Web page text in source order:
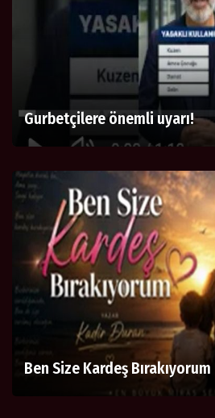
Gurbetçilere önemli uyarı!
Ben Size Kardeş Bırakıyorum